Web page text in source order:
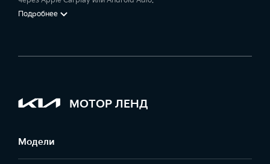
Подробнее
МОТОР ЛЕНД
Модели